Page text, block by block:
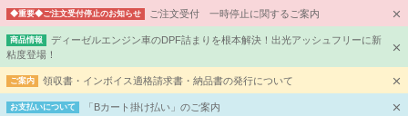
◆重要◆ご注文受付停止のお知らせ ご注文受付 一時停止に関するご案内
商品情報
ディーゼルエンジン車のDPF詰まりを根本解決！出光アッシュフリーに新
粘度登場！
ご案内 領収書・インボイス適格請求書・納品書の発行について
お支払いについて 「Bカート掛け払い」のご案内